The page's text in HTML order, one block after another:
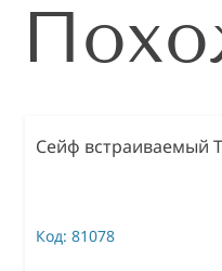
Сейф встраиваемый
Код: 81078